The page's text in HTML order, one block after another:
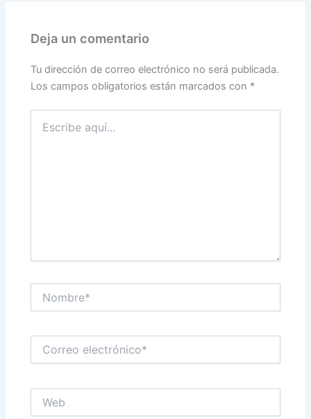
Deja un comentario
Tu dirección de correo electrónico no será publicada.
Los campos obligatorios están marcados con *
aquí...
electrónico*